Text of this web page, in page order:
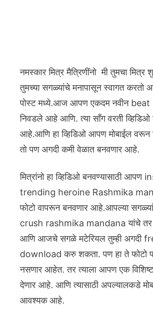
नमस्कार मित्र मैत्रिणींनो मी तुमचा मित्र
तुमच्या सगळ्यांचे मनापासून स्वागत करतो
पोस्ट मध्ये.आज आपण एकदम नवीन beat
निवडले आहे आणि. त्या साँग वरती व्हिडिओ
आहे.आणि हा व्हिडिओ आपण मोबाईल
तो पण अगदी कमी वेळात बनवणार आहे.
मित्रांनो हा व्हिडिओ बनवण्यासाठी आपण
trending heroine Rashmika
फोटो वापरून बनवणार आहे.आपल्या
crush rashmika mandana यांचे तर
आणि आजचे सगळे मटेरियल तुम्ही अगदी
download करु शकता. पण हा ते फोटो
नसणार आहेत. तर त्याला आपण एक
देणार आहे. आणि त्यासाठी अपल्यालकडे
आवश्यक आहे.